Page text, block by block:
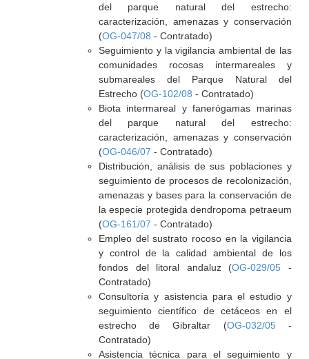
del parque natural del estrecho:
caracterización, amenazas y conservación
(OG-047/08 - Contratado)
Seguimiento y la vigilancia ambiental de las
comunidades rocosas intermareales y
submareales del Parque Natural del
Estrecho (OG-102/08 - Contratado)
Biota intermareal y fanerógamas marinas
del parque natural del estrecho:
caracterización, amenazas y conservación
(OG-046/07 - Contratado)
Distribución, análisis de sus poblaciones y
seguimiento de procesos de recolonización,
amenazas y bases para la conservación de
la especie protegida dendropoma petraeum
(OG-161/07 - Contratado)
Empleo del sustrato rocoso en la vigilancia
y control de la calidad ambiental de los
fondos del litoral andaluz (OG-029/05 -
Contratado)
Consultoría y asistencia para el estudio y
seguimiento científico de cetáceos en el
estrecho de Gibraltar (OG-032/05-
Contratado)
Asistencia técnica para el seguimiento y